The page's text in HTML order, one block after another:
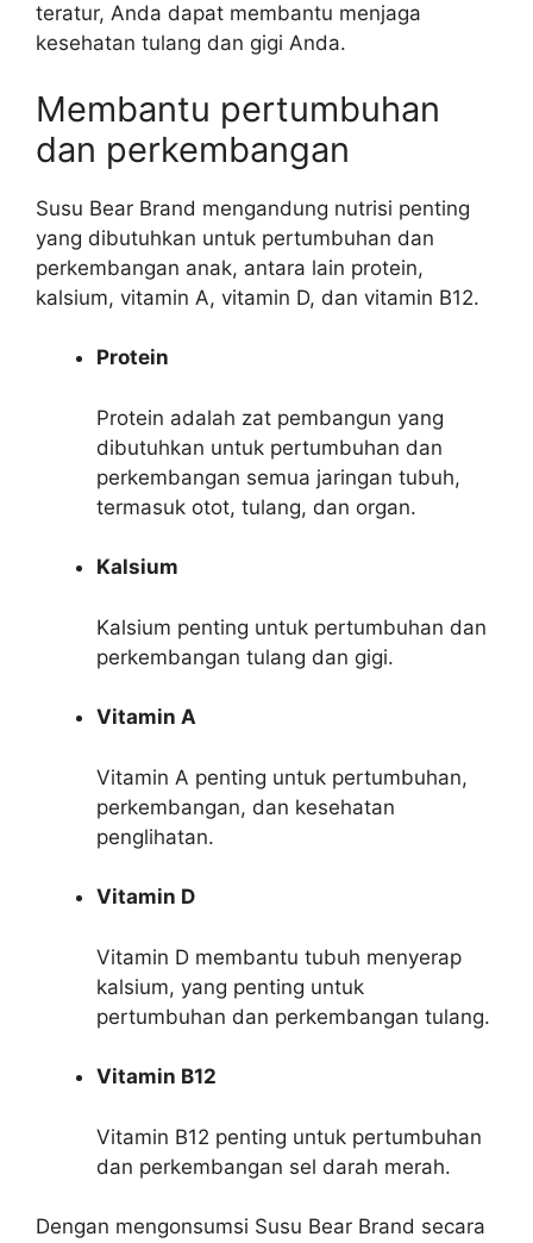
teratur, Anda dapat membantu menjaga
kesehatan tulang dan gigi Anda.
Membantu pertumbuhan
dan perkembangan
Susu Bear Brand mengandung nutrisi penting
yang dibutuhkan untuk pertumbuhan dan
perkembangan anak, antara lain protein,
kalsium, vitamin A, vitamin D, dan vitamin B12.
Protein
Protein adalah zat pembangun yang
dibutuhkan untuk pertumbuhan dan
perkembangan semua jaringan tubuh,
termasuk otot, tulang, dan organ.
Kalsium
Kalsium penting untuk pertumbuhan dan
perkembangan tulang dan gigi.
Vitamin A
Vitamin A penting untuk pertumbuhan,
perkembangan, dan kesehatan
penglihatan.
Vitamin D
Vitamin D membantu tubuh menyerap
kalsium, yang penting untuk
pertumbuhan dan perkembangan tulang.
Vitamin B12
Vitamin B12 penting untuk pertumbuhan
dan perkembangan sel darah merah.
Dengan mengonsumsi Susu Bear Brand secara